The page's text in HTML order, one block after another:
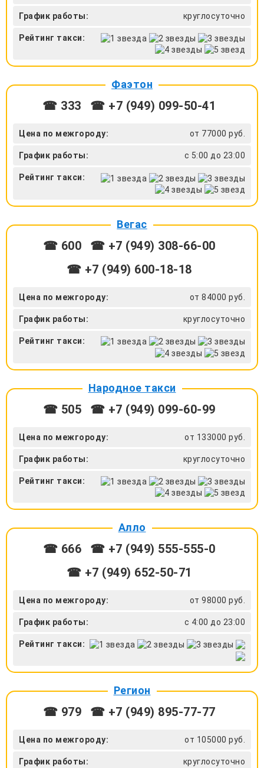
График работы: круглосуточно
Рейтинг такси:
Фаэтон
☎ 333 ☎ +7 (949) 099-50-41
Цена по межгороду: от 77000 руб.
График работы: с 5:00 до 23:00
Рейтинг такси:
Вегас
☎ 600
☎ +7 (949) 308-66-00
☎ +7 (949) 600-18-18
Цена по межгороду: от 84000 руб.
График работы: круглосуточно
Рейтинг такси:
Народное такси
☎ 505 ☎ +7 (949) 099-60-99
Цена по межгороду: от 133000 руб.
График работы: круглосуточно
Рейтинг такси:
Алло
☎ 666
☎ +7 (949) 555-555-0
☎ +7 (949) 652-50-71
Цена по межгороду: от 98000 руб.
График работы: с 4:00 до 23:00
Рейтинг такси:
Регион
☎ 979 ☎ +7 (949) 895-77-77
Цена по межгороду: от 105000 руб.
График работы: круглосуточно